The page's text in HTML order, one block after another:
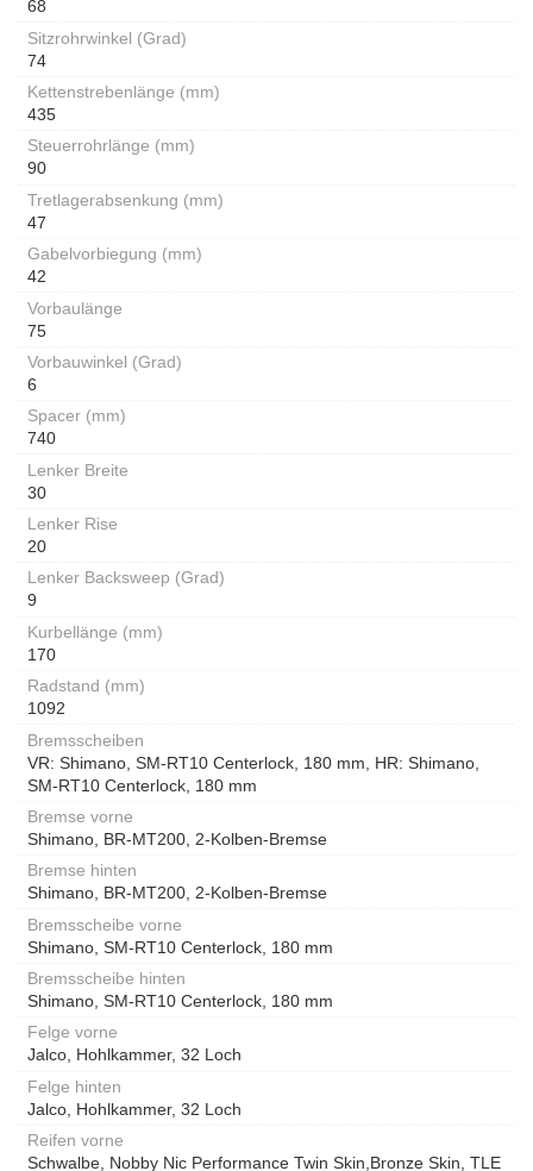
68
Sitzrohrwinkel (Grad)
74
Kettenstrebenlänge (mm)
435
Steuerrohrlänge (mm)
90
Tretlagerabsenkung (mm)
47
Gabelvorbiegung (mm)
42
Vorbaulänge
75
Vorbauwinkel (Grad)
6
Spacer (mm)
740
Lenker Breite
30
Lenker Rise
20
Lenker Backsweep (Grad)
9
Kurbellänge (mm)
170
Radstand (mm)
1092
Bremsscheiben
VR: Shimano, SM-RT10 Centerlock, 180 mm, HR: Shimano,
SM-RT10 Centerlock, 180 mm
Bremse vorne
Shimano, BR-MT200, 2-Kolben-Bremse
Bremse hinten
Shimano, BR-MT200, 2-Kolben-Bremse
Bremsscheibe vorne
Shimano, SM-RT10 Centerlock, 180 mm
Bremsscheibe hinten
Shimano, SM-RT10 Centerlock, 180 mm
Felge vorne
Jalco, Hohlkammer, 32 Loch
Felge hinten
Jalco, Hohlkammer, 32 Loch
Reifen vorne
Schwalbe, Nobby Nic Performance Twin Skin,Bronze Skin, TLE